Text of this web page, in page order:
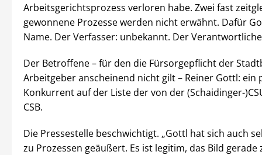
Arbeitsgerichtsprozess verloren habe. Zwei fast
gewonnene Prozesse werden nicht erwähnt. Dafür
Name. Der Verfasser: unbekannt. Der
Der Betroffene – für den die Fürsorgepflicht der
Arbeitgeber anscheinend nicht gilt – Reiner Gottl: ein
Konkurrent auf der Liste der von der (Schaidinger-
CSB.
Die Pressestelle beschwichtigt. „Gottl hat sich auch
zu Prozessen geäußert. Es ist legitim, das Bild gerade